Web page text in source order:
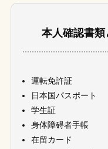
本人確認書
運転免許証
日本国パスポート
学生証
身体障碍者手帳
在留カード